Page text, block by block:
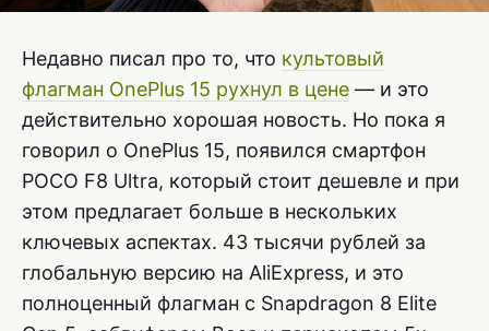
Недавно писал про то, что культовый
флагман OnePlus 15 рухнул в цене — и это
действительно хорошая новость. Но пока я
говорил о OnePlus 15, появился смартфон
POCO F8 Ultra, который стоит дешевле и при
этом предлагает больше в нескольких
ключевых аспектах. 43 тысячи рублей за
глобальную версию на AliExpress, и это
полноценный флагман с Snapdragon 8 Elite